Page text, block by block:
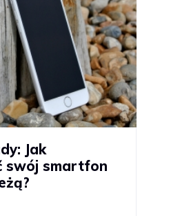
Jak
swój smartfon